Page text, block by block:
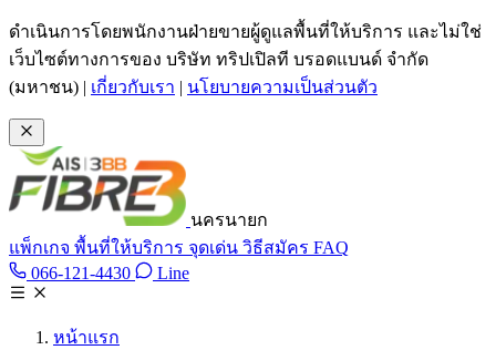
ข้ามไปเนื้อหาหลัก
ดำเนินการโดยพนักงานฝ่ายขายผู้ดูแลพื้นที่ให้บริการ และไม่ใช่
เว็บไซต์ทางการของ บริษัท ทริปเปิลที บรอดแบนด์ จำกัด
(มหาชน) | เกี่ยวกับเรา | นโยบายความเป็นส่วนตัว
นครนายก
แพ็กเกจ พื้นที่ให้บริการ จุดเด่น วิธีสมัคร FAQ
066-121-4430 โทร 066-121-4430
LineLine @tan3bb
หน้าแรก